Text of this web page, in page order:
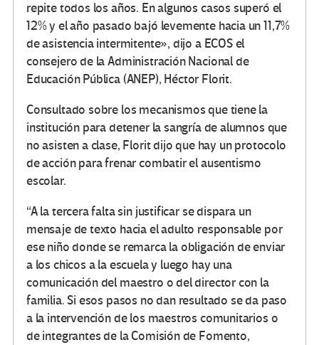
repite todos los años. En algunos casos superó el
12% y el año pasado bajó levemente hacia un 11,7%
de asistencia intermitente», dijo a ECOS el
consejero de la Administración Nacional de
Educación Pública (ANEP), Héctor Florit.
Consultado sobre los mecanismos que tiene la
institución para detener la sangría de alumnos que
no asisten a clase, Florit dijo que hay un protocolo
de acción para frenar combatir el ausentismo
escolar.
“A la tercera falta sin justificar se dispara un
mensaje de texto hacia el adulto responsable por
ese niño donde se remarca la obligación de enviar
a los chicos a la escuela y luego hay una
comunicación del maestro o del director con la
familia. Si esos pasos no dan resultado se da paso
a la intervención de los maestros comunitarios o
de integrantes de la Comisión de Fomento,